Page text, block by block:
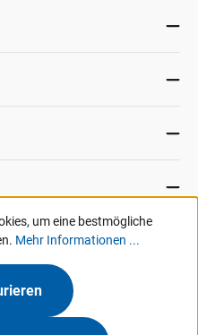
Verkaufsbedingungen
Portal
ausschließlich an Industrie, Handel,
um eine bestmögliche
Mehr Informationen ...